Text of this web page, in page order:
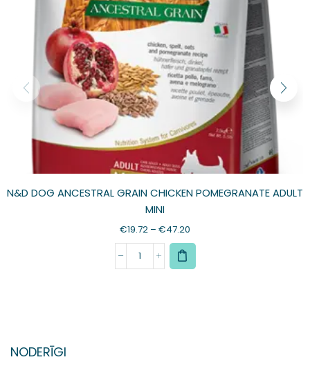
N&D DOG ANCESTRAL GRAIN CHICKEN POMEGRANATE ADULT
MINI
€19.72 – €47.20
NODERĪGI